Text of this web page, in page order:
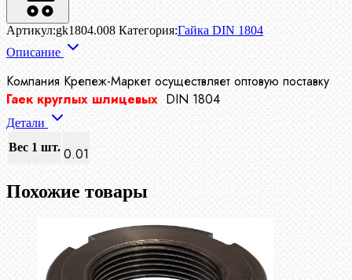
Артикул:gk1804.008 Категория:Гайка DIN 1804
Описание
Компания Крепеж-Маркет осуществляет оптовую поставку
Гаек круглых шлицевых DIN 1804
Детали
Вес 1 шт. 0.01
Похожие товары